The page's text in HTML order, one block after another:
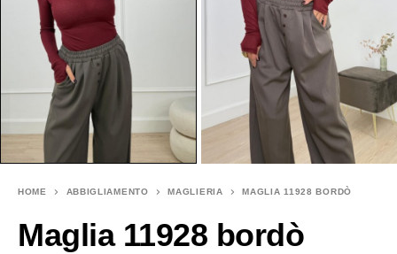
HOME ABBIGLIAMENTO MAGLIERIA MAGLIA 11928 BORDÒ
Maglia 11928 bordò